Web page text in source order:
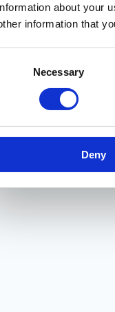
about your
information that
Necessary
Deny
+420 242 454 300